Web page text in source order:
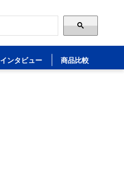
インタビュー 商品比較